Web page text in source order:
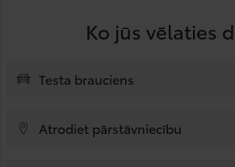
Ko jūs vēlaties
Testa brauciens
Atrodiet pārstāvniecību